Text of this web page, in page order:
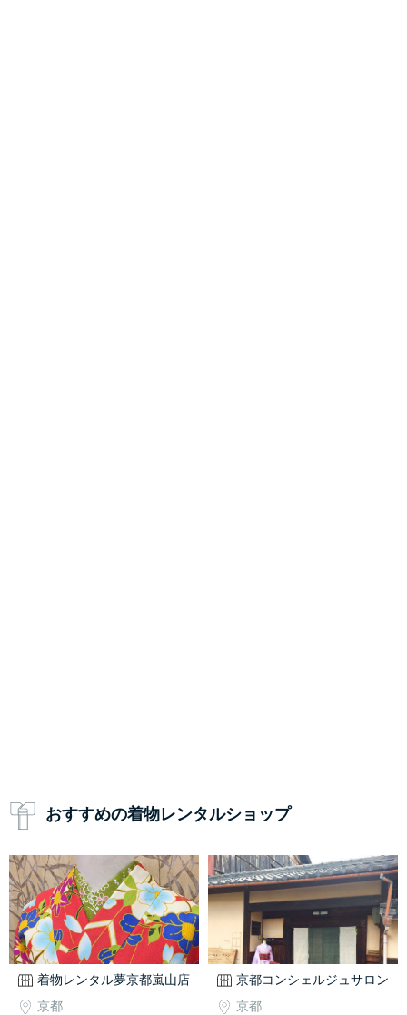
おすすめの着物レンタルショップ
着物レンタル夢京都嵐山店
京都
京都コンシェルジュサロン
京都